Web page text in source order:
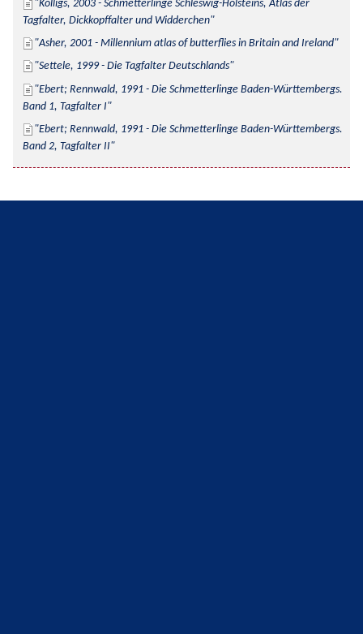
Kolligs, 2003 - Schmetterlinge Schleswig-Holsteins, Atlas der
Tagfalter, Dickkopffalter und Widderchen
Asher, 2001 - Millennium atlas of butterflies in Britain and Ireland
Settele, 1999 - Die Tagfalter Deutschlands
Ebert; Rennwald, 1991 - Die Schmetterlinge Baden-Württembergs.
Band 1, Tagfalter I
Ebert; Rennwald, 1991 - Die Schmetterlinge Baden-Württembergs.
Band 2, Tagfalter II